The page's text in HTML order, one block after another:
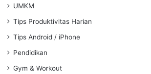
UMKM
Tips Produktivitas Harian
Tips Android / iPhone
Pendidikan
Gym & Workout